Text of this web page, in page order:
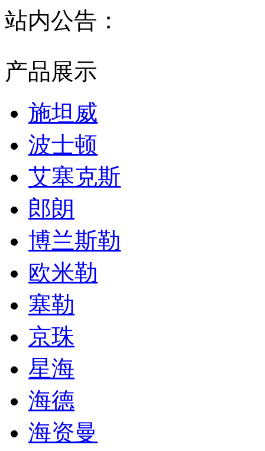
站内公告：
产品展示
施坦威
波士顿
艾塞克斯
郎朗
博兰斯勒
欧米勒
塞勒
京珠
星海
海德
海资曼